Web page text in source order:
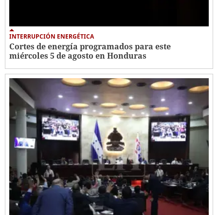
INTERRUPCIÓN ENERGÉTICA
Cortes de energía programados para este
miércoles 5 de agosto en Honduras